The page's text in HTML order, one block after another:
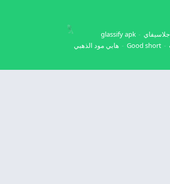
glassify apk
Good short
هابي مود الذهبي